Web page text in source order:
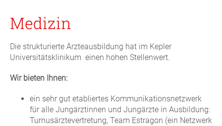
Medizin
Die strukturierte Ärzteausbildung hat im Kepler
Universitätsklinikum einen hohen Stellenwert.
Wir bieten Ihnen:
ein sehr gut etabliertes Kommunikationsnetzwerk
für alle Jungärztinnen und Jungärzte in Ausbildung:
Turnusärztevertretung, Team Estragon (ein Netzwerk